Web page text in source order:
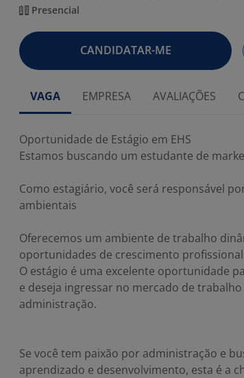
Presencial
CANDIDATAR-ME
VAGA EMPRESA AVALIAÇÕES
Oportunidade de Estágio em EHS
Estamos buscando um estudante de
Como estagiário, você será responsável
ambientais
Oferecemos um ambiente de trabalho
oportunidades de crescimento
O estágio é uma excelente oportunidade
e deseja ingressar no mercado de
administração.
Se você tem paixão por administração e
aprendizado e desenvolvimento, esta é a